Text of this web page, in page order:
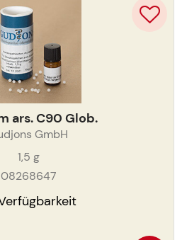
ars. C90 Glob.
GmbH
1,5 g
08268647